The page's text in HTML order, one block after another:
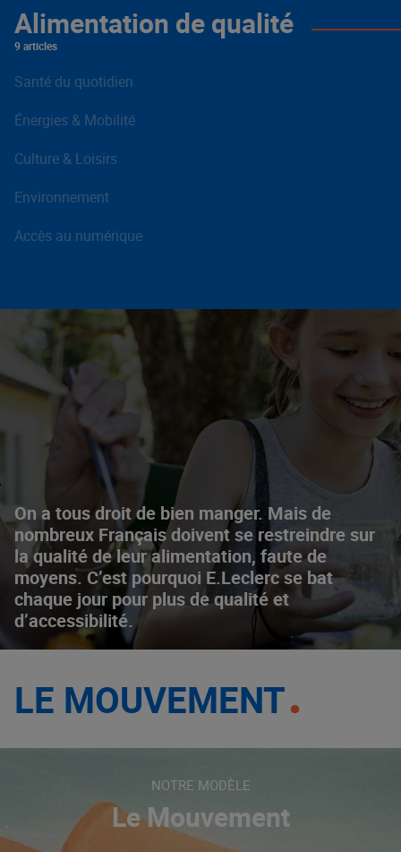
On a tous droit de bien manger. Mais de
nombreux Français doivent se restreindre sur
la qualité de leur alimentation, faute de
moyens. C’est pourquoi E.Leclerc se bat
chaque jour pour plus de qualité et
d’accessibilité.
Alimentation de qualité
9 articles
Santé du quotidien
Énergies & Mobilité
Culture & Loisirs
Environnement
Accès au numérique
LE MOUVEMENT
NOTRE MODÈLE
Le Mouvement